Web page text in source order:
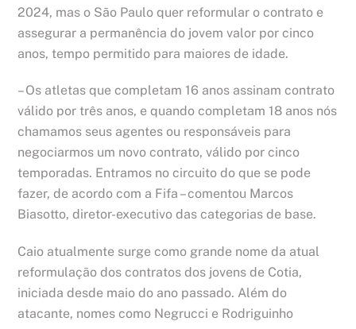
2024, mas o São Paulo quer reformular o contrato e
assegurar a permanência do jovem valor por cinco
anos, tempo permitido para maiores de idade.
– Os atletas que completam 16 anos assinam contrato
válido por três anos, e quando completam 18 anos nós
chamamos seus agentes ou responsáveis para
negociarmos um novo contrato, válido por cinco
temporadas. Entramos no circuito do que se pode
fazer, de acordo com a Fifa – comentou Marcos
Biasotto, diretor-executivo das categorias de base.
Caio atualmente surge como grande nome da atual
reformulação dos contratos dos jovens de Cotia,
iniciada desde maio do ano passado. Além do
atacante, nomes como Negrucci e Rodriguinho